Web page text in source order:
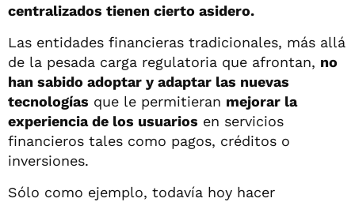
centralizados tienen cierto asidero.
Las entidades financieras tradicionales, más allá
de la pesada carga regulatoria que afrontan, no
han sabido adoptar y adaptar las nuevas
tecnologías que le permitieran mejorar la
experiencia de los usuarios en servicios
financieros tales como pagos, créditos o
inversiones.
Sólo como ejemplo, todavía hoy hacer